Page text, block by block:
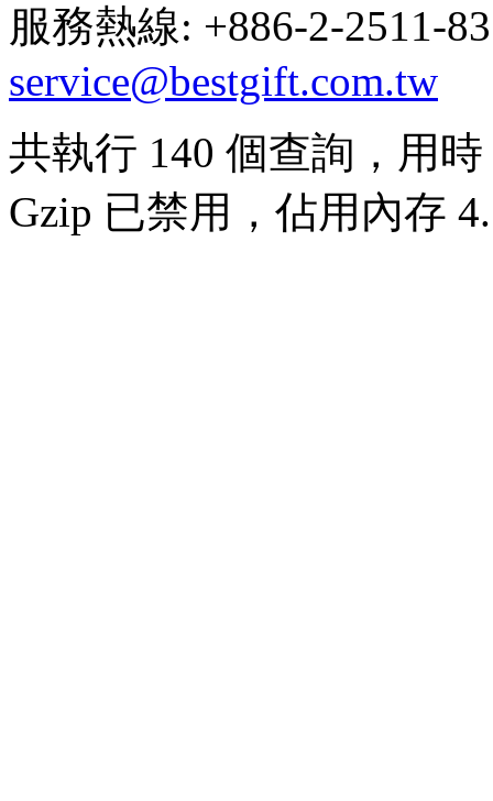
服務熱線: +886-2-
service@bestgift.com.tw
共執行 140 個查詢，用
Gzip 已禁用，佔用內存